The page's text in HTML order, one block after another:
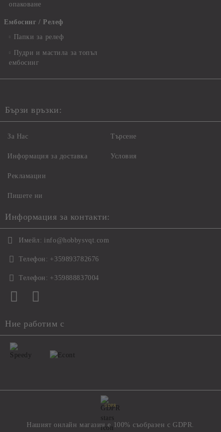
опаковане
Ембосинг / Релеф
Папки за релеф
Пудри и мастила за топъл
ембосинг
Бързи връзки:
За Нас
Информация за доставка
Рекламации
Пишете ни
Търсене
Условия
Информация за контакти:
Имейл: info@hobbysvqt.com
Телефон: +359893782676
Телефон: +359888837004
Ние работим с
GDPR
Нашият онлайн магазин е 100% съобразен с GDPR.